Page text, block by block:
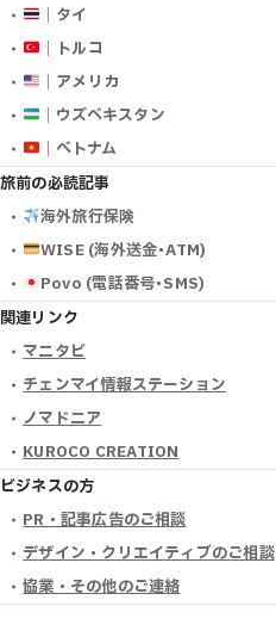
｜タイ
｜トルコ
｜アメリカ
｜ウズベキスタン
｜ベトナム
旅前の必読記事
海外旅行保険
WISE (海外送金･ATM)
Povo (電話番号･SMS)
関連リンク
マニタビ
チェンマイ情報ステーション
ノマドニア
KUROCO CREATION
ビジネスの方
PR・記事広告のご相談
デザイン・クリエイティブのご相談
協業・その他のご連絡